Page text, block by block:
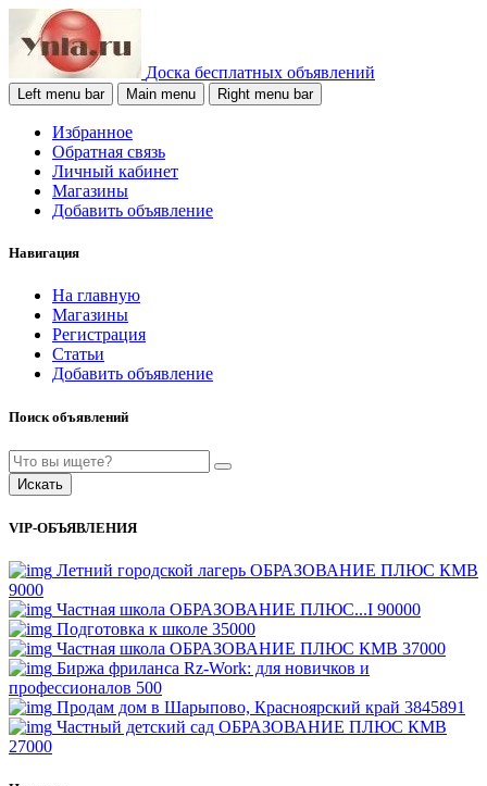
Доска бесплатных объявлений
Left menu bar Main menu Right menu bar
Избранное
Обратная связь
Личный кабинет
Магазины
Добавить объявление
Навигация
На главную
Магазины
Регистрация
Статьи
Добавить объявление
Поиск объявлений
Искать
VIP-ОБЪЯВЛЕНИЯ
Летний городской лагерь ОБРАЗОВАНИЕ ПЛЮС КМВ
9000
Частная школа ОБРАЗОВАНИЕ ПЛЮС...I 90000
Подготовка к школе 35000
Частная школа ОБРАЗОВАНИЕ ПЛЮС КМВ 37000
Биржа фриланса Rz-Work: для новичков и
профессионалов 500
Продам дом в Шарыпово, Красноярский край 3845891
Частный детский сад ОБРАЗОВАНИЕ ПЛЮС КМВ
27000